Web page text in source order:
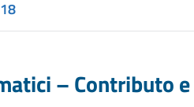
– Contributo